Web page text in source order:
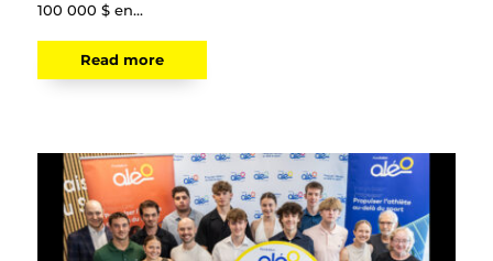
100 000 $ en...
Read more